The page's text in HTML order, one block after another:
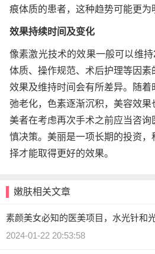
痕体质的患者，这种趋势可能更为
效果持续时间及变化
像素激光技术的效果一般可以维
体质、操作规范、术后护理等因
效果及维持时间会有所差异。随
弛老化，色素逐渐沉积，美容效
美者在考虑再次手术之前应当咨
慎决策。美丽是一项长期的投资
择才能取得更好的效果。
嫩肤相关文章
素颜美女必知的医美项目，水光针和
2024-01-22 20:53:58